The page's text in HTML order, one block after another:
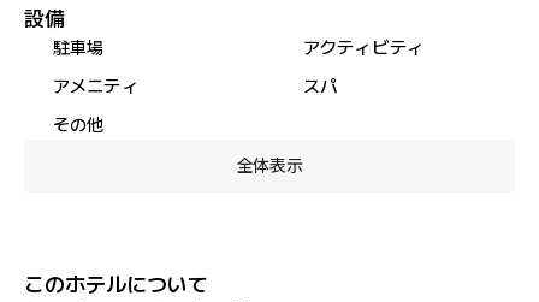
設備
駐車場
アクティビティ
アメニティ
スパ
その他
全体表示
このホテルについて